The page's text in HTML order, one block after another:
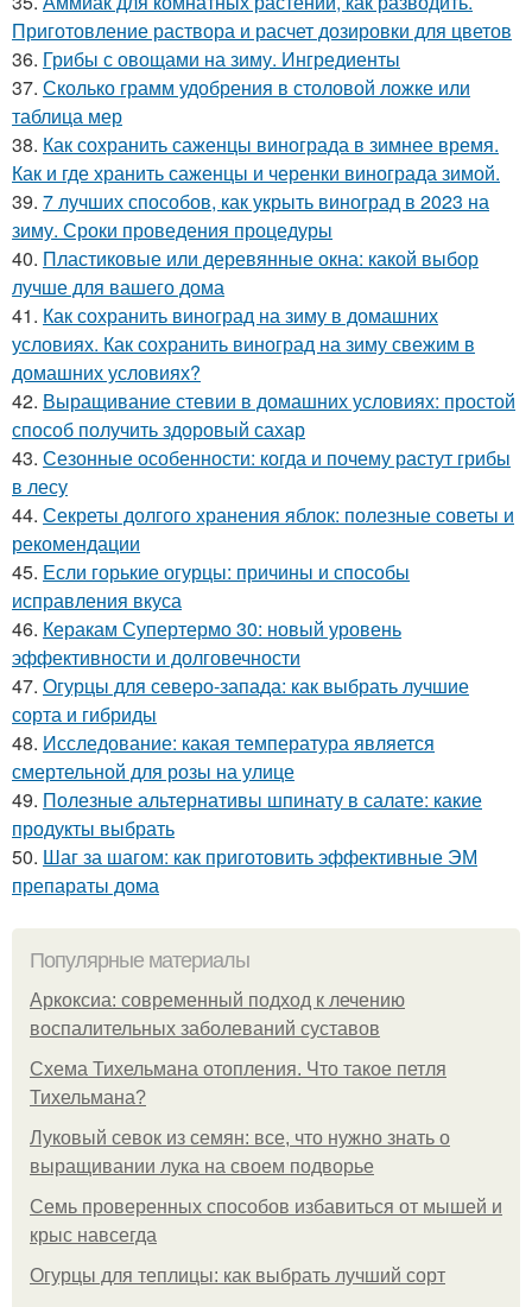
Приготовление раствора и расчет дозировки для цветов
36. Грибы с овощами на зиму. Ингредиенты
37. Сколько грамм удобрения в столовой ложке или
таблица мер
38. Как сохранить саженцы винограда в зимнее время.
Как и где хранить саженцы и черенки винограда зимой.
39. 7 лучших способов, как укрыть виноград в 2023 на
зиму. Сроки проведения процедуры
40. Пластиковые или деревянные окна: какой выбор
лучше для вашего дома
41. Как сохранить виноград на зиму в домашних
условиях. Как сохранить виноград на зиму свежим в
домашних условиях?
42. Выращивание стевии в домашних условиях: простой
способ получить здоровый сахар
43. Сезонные особенности: когда и почему растут грибы
в лесу
44. Секреты долгого хранения яблок: полезные советы и
рекомендации
45. Если горькие огурцы: причины и способы
исправления вкуса
46. Керакам Супертермо 30: новый уровень
эффективности и долговечности
47. Огурцы для северо-запада: как выбрать лучшие
сорта и гибриды
48. Исследование: какая температура является
смертельной для розы на улице
49. Полезные альтернативы шпинату в салате: какие
продукты выбрать
50. Шаг за шагом: как приготовить эффективные ЭМ
препараты дома
Популярные материалы
Аркоксиа: современный подход к лечению
воспалительных заболеваний суставов
Схема Тихельмана отопления. Что такое петля
Тихельмана?
Луковый севок из семян: все, что нужно знать о
выращивании лука на своем подворье
Семь проверенных способов избавиться от мышей и
крыс навсегда
Огурцы для теплицы: как выбрать лучший сорт